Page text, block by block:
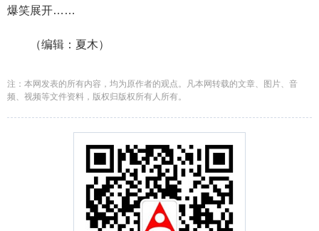
爆笑展开……
（编辑：夏木）
注：本网发表的所有内容，均为原作者的观点。凡本网转载的文章、图片、音
频、视频等文件资料，版权归版权所有人所有。